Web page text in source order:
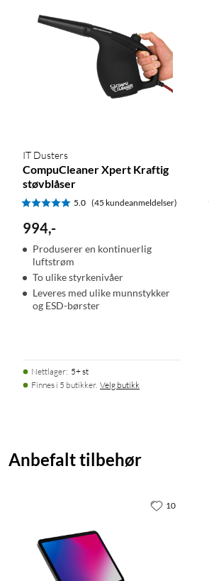
IT Dusters
CompuCleaner Xpert Kraftig
støvblåser
5.0 (45 kundeanmeldelser)
994,-
Produserer en kontinuerlig
luftstrøm
To ulike styrkenivåer
Leveres med ulike munnstykker
og ESD-børster
Nettlager: 5+ st
Finnes i 5 butikker. Velg butikk
Anbefalt tilbehør
10